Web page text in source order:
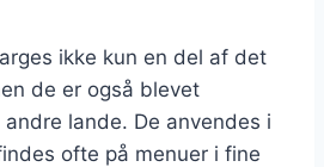
ikke kun en del af det
de er også blevet
lande. De anvendes i
ofte på menuer i fine